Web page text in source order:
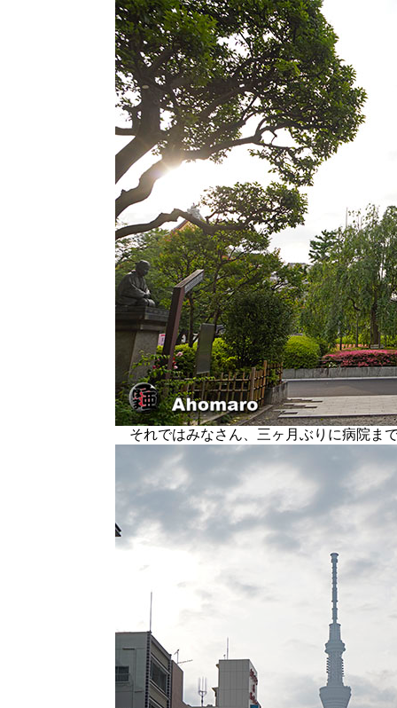
それではみなさん、三ヶ月ぶりに病院ま